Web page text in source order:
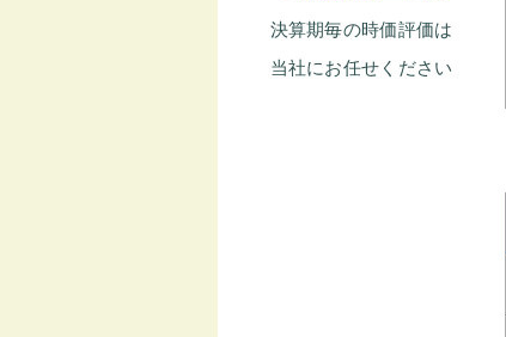
決算期毎の時価評価は
当社にお任せください